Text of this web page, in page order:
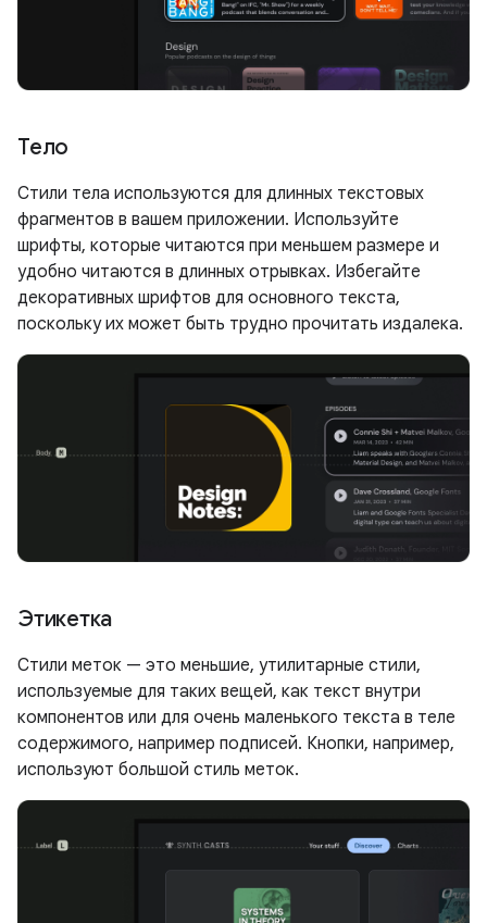
Тело
Стили тела используются для длинных текстовых
фрагментов в вашем приложении. Используйте
шрифты, которые читаются при меньшем размере и
удобно читаются в длинных отрывках. Избегайте
декоративных шрифтов для основного текста,
поскольку их может быть трудно прочитать издалека.
Этикетка
Стили меток — это меньшие, утилитарные стили,
используемые для таких вещей, как текст внутри
компонентов или для очень маленького текста в теле
содержимого, например подписей. Кнопки, например,
используют большой стиль меток.